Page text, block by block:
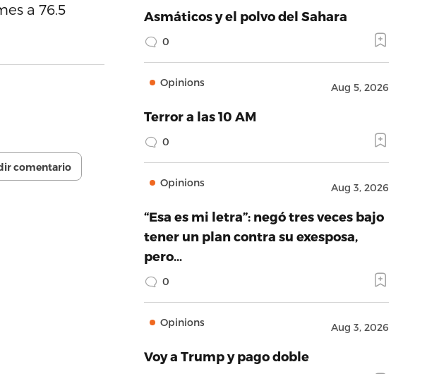
a 76.5
comentario
Asmáticos y el polvo del Sahara
0
Opinions Aug 5, 2026
Terror a las 10 AM
0
Opinions Aug 3, 2026
“Esa es mi letra”: negó tres veces bajo
tener un plan contra su exesposa,
pero…
0
Opinions Aug 3, 2026
Voy a Trump y pago doble